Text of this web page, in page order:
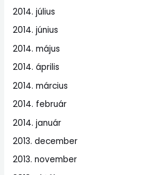
2014. július
2014. június
2014. május
2014. április
2014. március
2014. február
2014. január
2013. december
2013. november